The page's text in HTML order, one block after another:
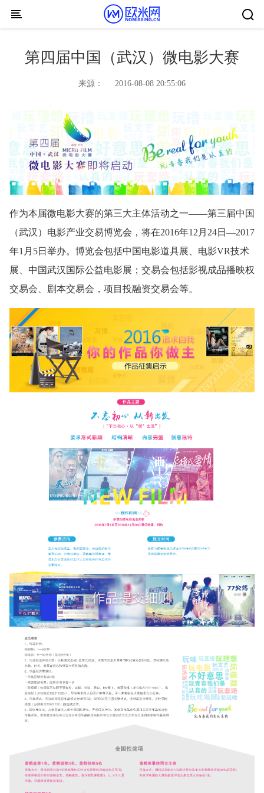
Skip to content
第四届中国（武汉）微电影大赛
来源： 2016-08-08 20:55:06
作为本届微电影大赛的第三大主体活动之一——第三届中国
（武汉）电影产业交易博览会，将在2016年12月24日—2017
年1月5日举办。博览会包括中国电影道具展、电影VR技术
展、中国武汉国际公益电影展；交易会包括影视成品播映权
交易会、剧本交易会，项目投融资交易会等。